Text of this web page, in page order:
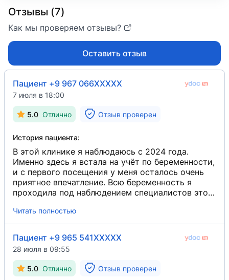
Отзывы (7)
Как мы проверяем отзывы?
Оставить отзыв
Пациент +9 967 066XXXXX
7 июля в 18:00
5.0 Отлично Отзыв проверен
История пациента:
В этой клинике я наблюдаюсь с 2024 года.
Именно здесь я встала на учёт по беременности,
и с первого посещения у меня осталось очень
приятное впечатление. Всю беременность я
проходила под наблюдением специалистов этой
обращаться именно сюда. Мне очень нравится,
что в клинике всегда чисто и комфортно.
Отдельно хочется отметить доброжелательный
и внимательный персонал: всегда встречают с
улыбкой, вежливо отвечают на все вопросы, а
если нужно позвонить в клинику, то на звонки
отвечают буквально сразу же, что очень важно.
Читать полностью
Пациент +9 965 541XXXXX
28 июля в 09:55
5.0 Отлично Отзыв проверен